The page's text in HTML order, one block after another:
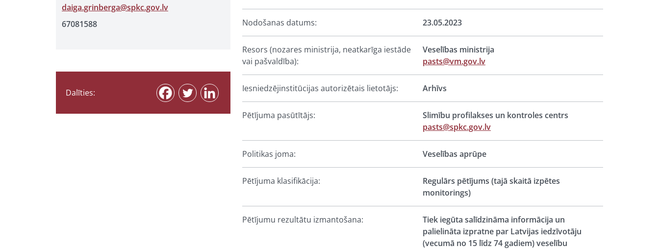
daiga.grinberga@spkc.gov.lv
67081588
Dalīties:
Nodošanas datums: 23.05.2023
Resors (nozares ministrija, neatkarīga iestāde
vai pašvaldība):
Veselības ministrija
pasts@vm.gov.lv
Iesniedzējinstitūcijas autorizētais lietotājs: Arhīvs
Pētījuma pasūtītājs:
Slimību profilakses un kontroles centrs
pasts@spkc.gov.lv
Politikas joma: Veselības aprūpe
Pētījuma klasifikācija:
Regulārs pētījums (tajā skaitā izpētes
monitorings)
Pētījumu rezultātu izmantošana:
Tiek iegūta salīdzināma informācija un
palielināta izpratne par Latvijas iedzīvotāju
(vecumā no 15 līdz 74 gadiem) veselību